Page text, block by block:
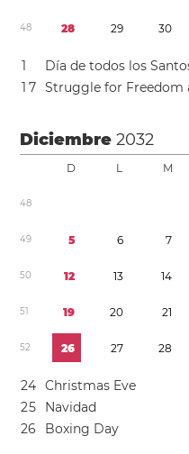
48 28 29 30
1
Día de todos los
1 7 Struggle for Freedom
Diciembre2032
D L M
48
49 5 6 7
50 12 13 14
51 19 20 21
52 26 27 28
24 Christmas Eve
25
Navidad
26 Boxing Day